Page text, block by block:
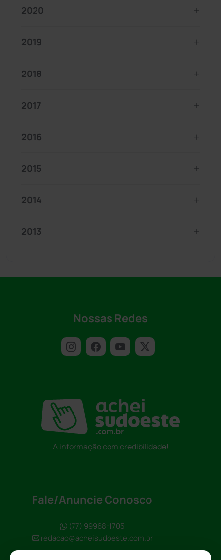
2020
2019
2018
2017
2016
2015
2014
2013
Nossas Redes
A informação com credibilidade!
Fale/Anuncie Conosco
(77) 99968-1705
redacao@acheisudoeste.com.br